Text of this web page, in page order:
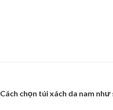
Cách chọn túi xách da nam như